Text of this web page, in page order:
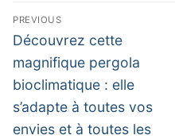
Navigation
de
l’article
PREVIOUS
Previous
post:
Découvrez cette
magnifique pergola
bioclimatique : elle
s’adapte à toutes vos
envies et à toutes les